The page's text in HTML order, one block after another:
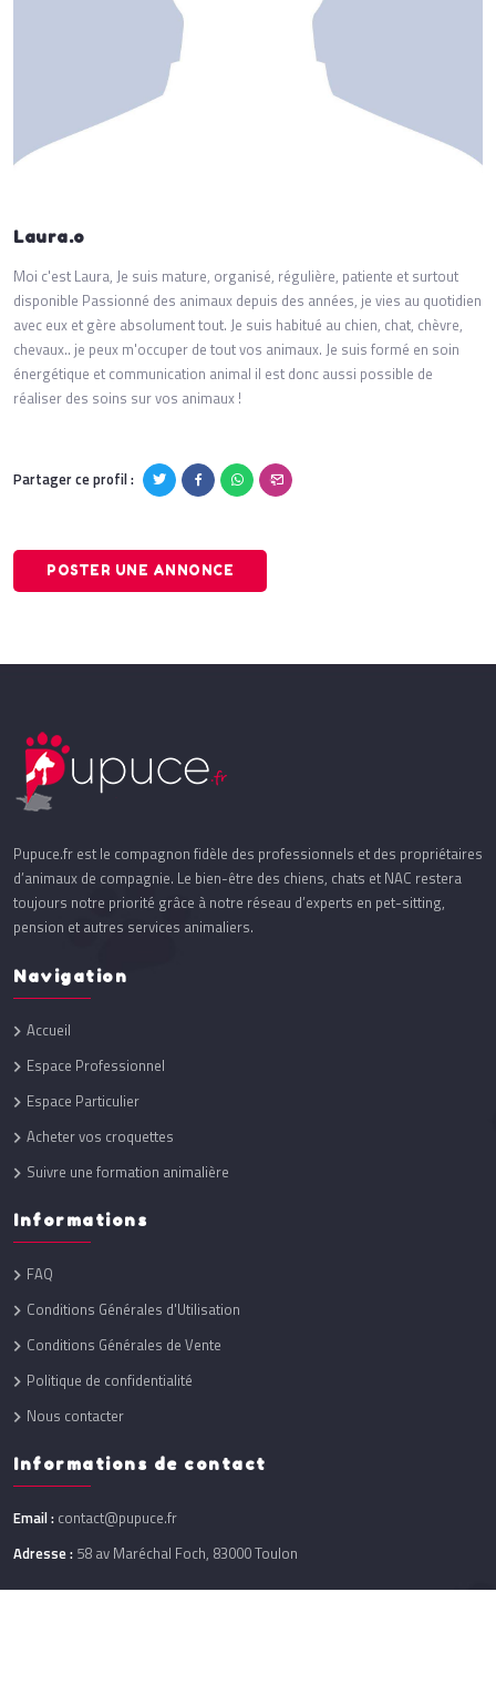
Laura.o
Moi c'est Laura, Je suis mature, organisé, régulière, patiente et surtout
disponible Passionné des animaux depuis des années, je vies au quotidien
avec eux et gère absolument tout. Je suis habitué au chien, chat, chèvre,
chevaux.. je peux m'occuper de tout vos animaux. Je suis formé en soin
énergétique et communication animal il est donc aussi possible de
réaliser des soins sur vos animaux !
Partager ce profil :
POSTER UNE ANNONCE
Pupuce.fr est le compagnon fidèle des professionnels et des propriétaires
d’animaux de compagnie. Le bien-être des chiens, chats et NAC restera
toujours notre priorité grâce à notre réseau d’experts en pet-sitting,
pension et autres services animaliers.
Navigation
Accueil
Espace Professionnel
Espace Particulier
Acheter vos croquettes
Suivre une formation animalière
Informations
FAQ
Conditions Générales d'Utilisation
Conditions Générales de Vente
Politique de confidentialité
Nous contacter
Informations de contact
Email : contact@pupuce.fr
Adresse : 58 av Maréchal Foch, 83000 Toulon